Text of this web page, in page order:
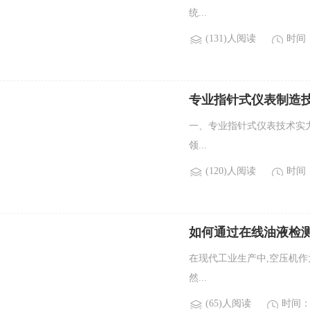
统...
(131)人阅读 时间
专业指针式仪表制造
一、专业指针式仪表技术实
领...
(120)人阅读 时间
如何通过在线油液检
在现代工业生产中,空压机
然...
(65)人阅读 时间